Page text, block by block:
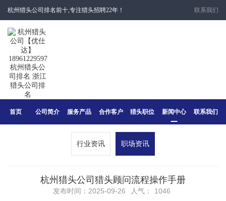
杭州猎头公司排名前十,专注猎头招聘22年！ 联系我们
首页 公司简介 服务产品 合作客户 猎头职位 新闻中心 联系我们
行业资讯 职场资讯
​杭州猎头公司猎头顾问流程操作手册
发布时间：2025-09-26 人气： 1046